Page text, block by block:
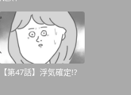
【第47話】浮気確定!?